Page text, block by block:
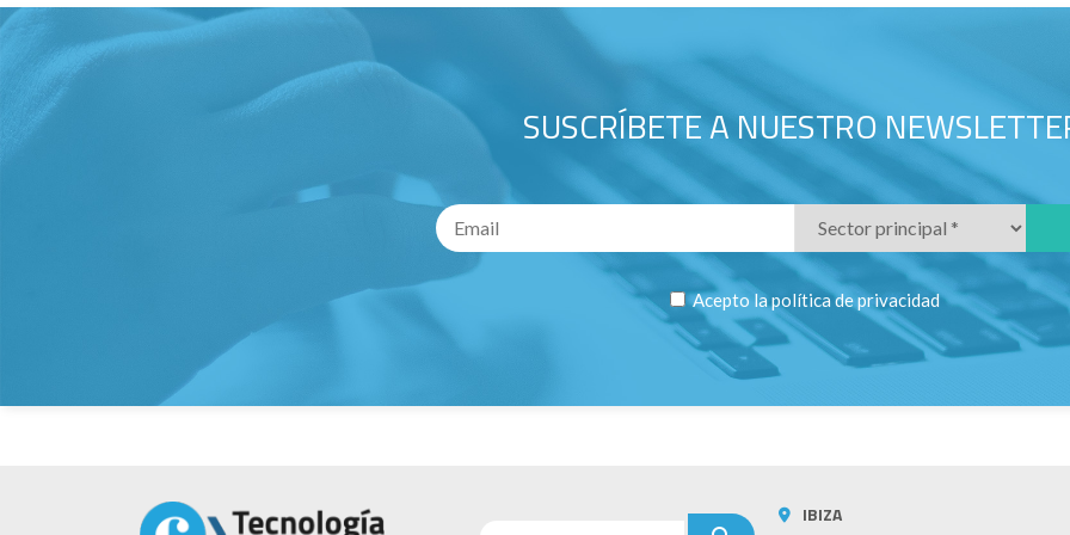
SUSCRÍBETE A NUESTRO
Acepto lapolítica de privacidad
IBIZA